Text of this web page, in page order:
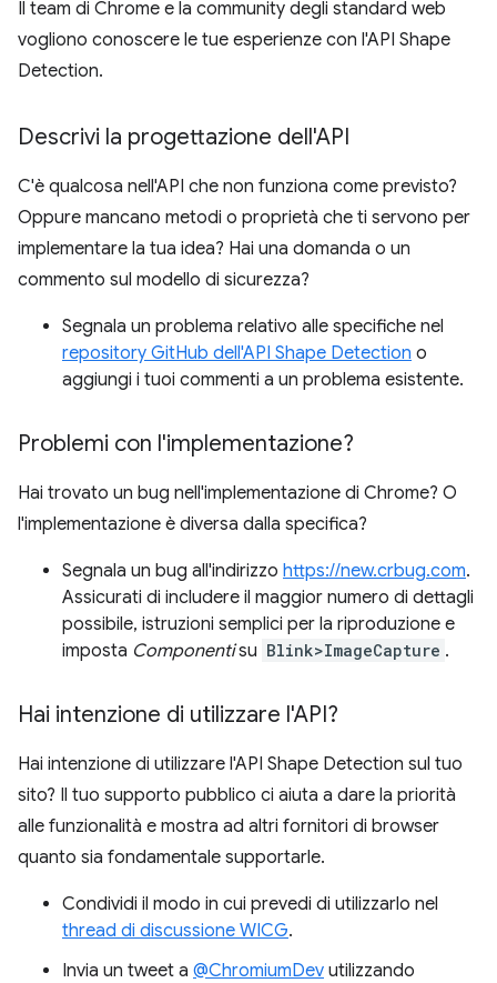
Il team di Chrome e la community degli standard web
vogliono conoscere le tue esperienze con l'API Shape
Detection.
Descrivi la progettazione dell'API
C'è qualcosa nell'API che non funziona come previsto?
Oppure mancano metodi o proprietà che ti servono per
implementare la tua idea? Hai una domanda o un
commento sul modello di sicurezza?
Segnala un problema relativo alle specifiche nel
repository GitHub dell'API Shape Detection o
aggiungi i tuoi commenti a un problema esistente.
Problemi con l'implementazione?
Hai trovato un bug nell'implementazione di Chrome? O
l'implementazione è diversa dalla specifica?
Segnala un bug all'indirizzo https://new.crbug.com.
Assicurati di includere il maggior numero di dettagli
possibile, istruzioni semplici per la riproduzione e
imposta Componentisu Blink>ImageCapture .
Hai intenzione di utilizzare l'API?
Hai intenzione di utilizzare l'API Shape Detection sul tuo
sito? Il tuo supporto pubblico ci aiuta a dare la priorità
alle funzionalità e mostra ad altri fornitori di browser
quanto sia fondamentale supportarle.
Condividi il modo in cui prevedi di utilizzarlo nel
thread di discussione WICG.
Invia un tweet a @ChromiumDev utilizzando